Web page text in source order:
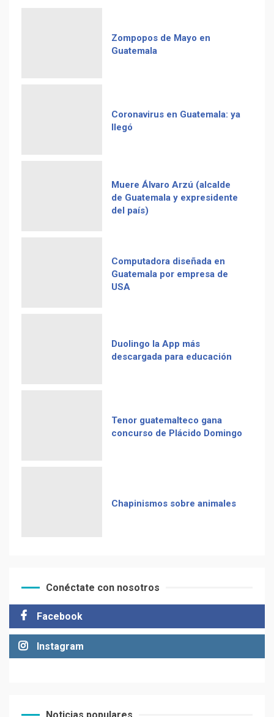
Zompopos de Mayo en
Guatemala
Coronavirus en Guatemala: ya
llegó
Muere Álvaro Arzú (alcalde
de Guatemala y expresidente
del país)
Computadora diseñada en
Guatemala por empresa de
USA
Duolingo la App más
descargada para educación
Tenor guatemalteco gana
concurso de Plácido Domingo
Chapinismos sobre animales
Conéctate con nosotros
Facebook
Instagram